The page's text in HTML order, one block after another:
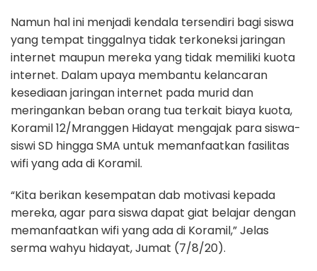
Namun hal ini menjadi kendala tersendiri bagi siswa
yang tempat tinggalnya tidak terkoneksi jaringan
internet maupun mereka yang tidak memiliki kuota
internet. Dalam upaya membantu kelancaran
kesediaan jaringan internet pada murid dan
meringankan beban orang tua terkait biaya kuota,
Koramil 12/Mranggen Hidayat mengajak para siswa-
siswi SD hingga SMA untuk memanfaatkan fasilitas
wifi yang ada di Koramil.
“Kita berikan kesempatan dab motivasi kepada
mereka, agar para siswa dapat giat belajar dengan
memanfaatkan wifi yang ada di Koramil,” Jelas
serma wahyu hidayat, Jumat (7/8/20).